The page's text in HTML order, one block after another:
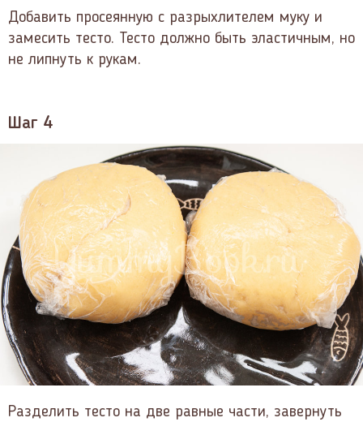
Добавить просеянную с разрыхлителем муку и
замесить тесто. Тесто должно быть эластичным, но
не липнуть к рукам.
Шаг 4
Разделить тесто на две равные части, завернуть